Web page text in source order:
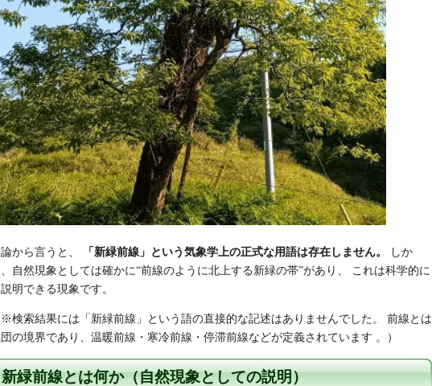
から言うと、 「新緑前線」という気象学上の正式な用語は存在しません。
しか
、自然現象としては確かに“前線のように北上する新緑の帯”があり、 これは科学的に
明できる現象です。
※検索結果には「新緑前線」という語の直接的な記述はありませんでした。 前線とは
の境界であり、温暖前線・寒冷前線・停滞前線などが定義されています 。）
新緑前線とは何か（自然現象としての説明）